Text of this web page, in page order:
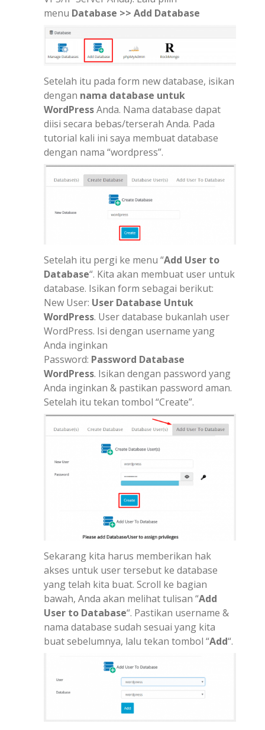
menu Database >> Add Database
Setelah itu pada form new database, isikan
dengan nama database untuk
WordPressAnda. Nama database dapat
diisi secara bebas/terserah Anda. Pada
tutorial kali ini saya membuat database
dengan nama “wordpress”.
Setelah itu pergi ke menu “Add User to
Database“. Kita akan membuat user untuk
database. Isikan form sebagai berikut:
New User: User Database Untuk
WordPress. User database bukanlah user
WordPress. Isi dengan username yang
Anda inginkan
Password: Password Database
WordPress. Isikan dengan password yang
Anda inginkan & pastikan password aman.
Setelah itu tekan tombol “Create”.
Sekarang kita harus memberikan hak
akses untuk user tersebut ke database
yang telah kita buat. Scroll ke bagian
bawah, Anda akan melihat tulisan “Add
User to Database“. Pastikan username &
nama database sudah sesuai yang kita
buat sebelumnya, lalu tekan tombol “Add“.